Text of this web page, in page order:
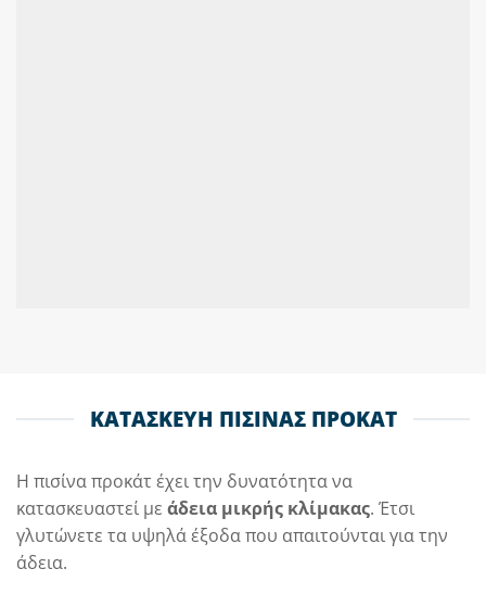
ΚΑΤΑΣΚΕΥΗ ΠΙΣΙΝΑΣ ΠΡΟΚΑΤ
Η πισίνα προκάτ έχει την δυνατότητα να
κατασκευαστεί με άδεια μικρής κλίμακας. Έτσι
γλυτώνετε τα υψηλά έξοδα που απαιτούνται για την
άδεια.